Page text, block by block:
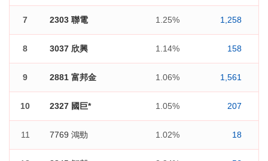
7 2303 聯電 1.25% 1,258
8 3037 欣興 1.14% 158
9 2881 富邦金 1.06% 1,561
10 2327 國巨* 1.05% 207
11 7769 鴻勁 1.02% 18